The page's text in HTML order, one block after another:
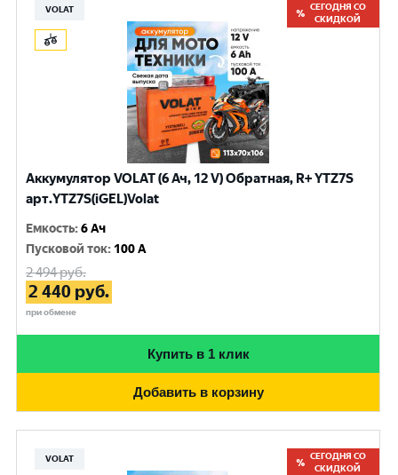
VOLAT
СЕГОДНЯ СО
СКИДКОЙ
Аккумулятор VOLAT (6 Ач, 12 V) Обратная, R+ YTZ7S
арт.YTZ7S(iGEL)Volat
Емкость:6 Ач
Пусковой ток: 100 A
2 494руб.
2 440 руб.
при обмене
Купить в 1 клик
Добавить в корзину
VOLAT
СЕГОДНЯ СО
СКИДКОЙ